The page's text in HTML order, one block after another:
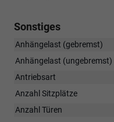
Sonstiges
Anhängelast (gebremst)
Anhängelast (ungebremst)
Antriebsart
Anzahl Sitzplätze
Anzahl Türen